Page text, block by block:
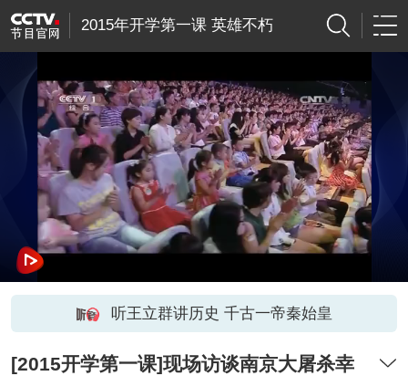
2015年开学第一课 英雄不朽
听王立群讲历史 千古一帝秦始皇
[2015开学第一课]现场访谈南京大屠杀幸